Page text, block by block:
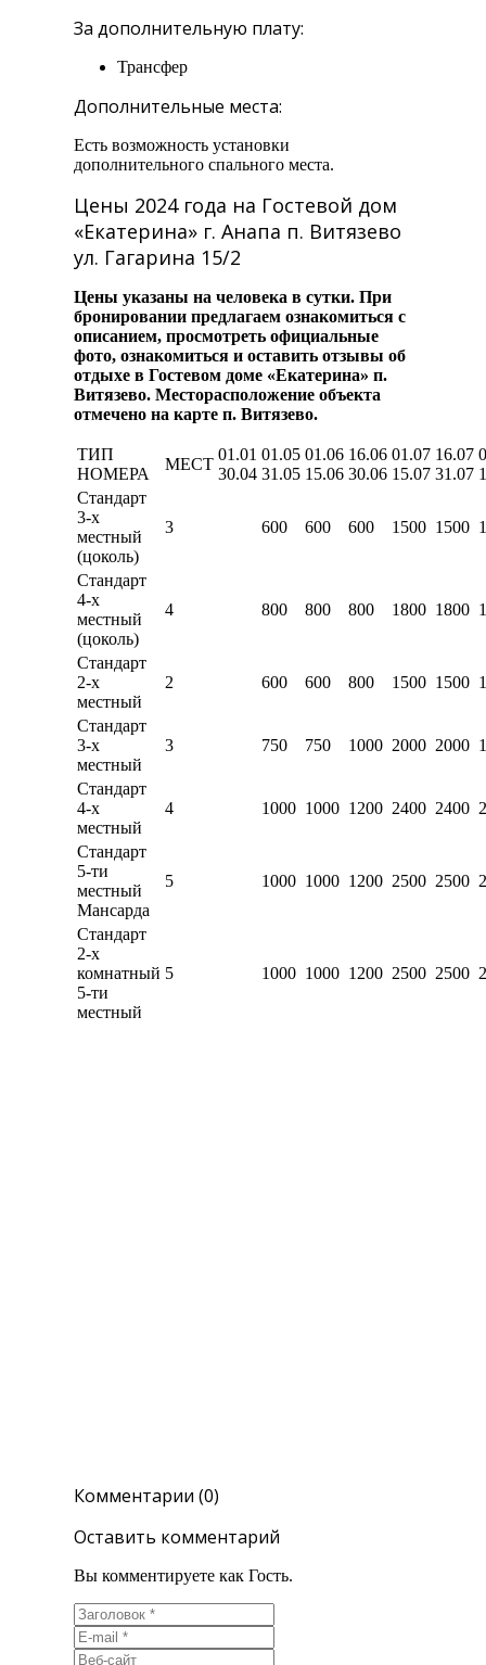
За дополнительную плату:
Трансфер
Дополнительные места:
Есть возможность установки
дополнительного спального места.
Цены 2024 года на Гостевой дом
«Екатерина» г. Анапа п. Витязево
ул. Гагарина 15/2
Цены указаны на человека в сутки. При
бронировании предлагаем ознакомиться с
описанием, просмотреть официальные
фото, ознакомиться и оставить отзывы об
отдыхе в Гостевом доме «Екатерина» п.
Витязево. Месторасположение объекта
отмечено на карте п. Витязево.
ТИП
НОМЕРА
МЕСТ
01.01
30.04
01.05
31.05
01.06
15.06
16.06
30.06
01.07
15.07
16.07
31.07
Стандарт
3-х
местный
(цоколь)
3 600 600 600 1500 1500
Стандарт
4-х
местный
(цоколь)
4 800 800 800 1800 1800
Стандарт
2-х
местный
2 600 600 800 1500 1500
Стандарт
3-х
местный
3 750 750 1000 2000 2000
Стандарт
4-х
местный
4 1000 1000 1200 2400 2400
Стандарт
5-ти
местный
Мансарда
5 1000 1000 1200 2500 2500
Стандарт
2-х
комнатный
5-ти
местный
5 1000 1000 1200 2500 2500
Комментарии (0)
Оставить комментарий
Вы комментируете как Гость.